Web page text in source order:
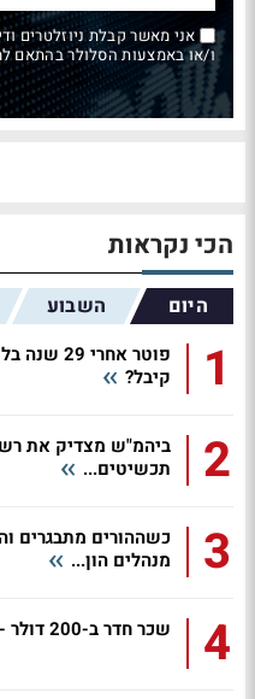
אני מאשר קבלת ניוזלטרים
ו/או באמצעות הסלולר בהתאם למפורט
הכי נקראות
היום השבוע
1
קיבל?
2
ביהמ"ש מצדיק את
תכשיטים...
3
כשההורים מתבגרים
מנהלים הון...
4 שכר חדר ב-200 דולר - וזכה במחצית מדירת המנוחה